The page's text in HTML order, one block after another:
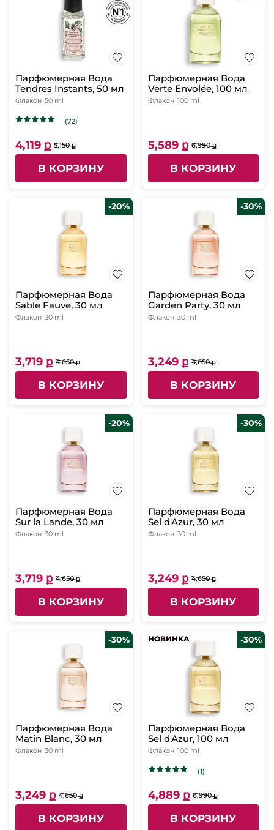
Парфюмерная Вода
Tendres Instants, 50 мл
Флакон 50 ml
(72)
4,119 ք 5,150 ք
В КОРЗИНУ
Парфюмерная Вода
Verte Envolée, 100 мл
Флакон 100 ml
5,589 ք 6,990 ք
В КОРЗИНУ
-20%
Парфюмерная Вода
Sable Fauve, 30 мл
Флакон 30 ml
3,719 ք 4,650 ք
В КОРЗИНУ
-30%
Парфюмерная Вода
Garden Party, 30 мл
Флакон 30 ml
3,249 ք 4,650 ք
В КОРЗИНУ
-20%
Парфюмерная Вода
Sur la Lande, 30 мл
Флакон 30 ml
3,719 ք 4,650 ք
В КОРЗИНУ
-30%
Парфюмерная Вода
Sel d'Azur, 30 мл
Флакон 30 ml
3,249 ք 4,650 ք
В КОРЗИНУ
-30%
Парфюмерная Вода
Matin Blanc, 30 мл
Флакон 30 ml
3,249 ք 4,650 ք
В КОРЗИНУ
НОВИНКА
НОВИНКА -30%
Парфюмерная Вода
Sel d'Azur, 100 мл
Флакон 100 ml
(1)
4,889 ք 6,990 ք
В КОРЗИНУ